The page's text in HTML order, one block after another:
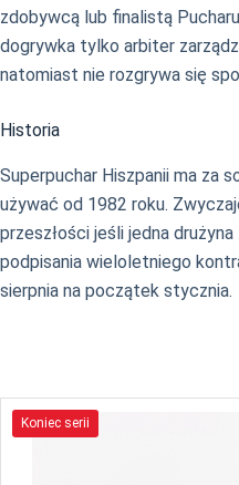
zdobywcą lub finalistą
dogrywka tylko arbiter
natomiast nie rozgrywa się
Historia
Superpuchar Hiszpanii ma za
używać od 1982 roku.
przeszłości jeśli jedna
podpisania wieloletniego
sierpnia na początek stycznia.
Koniec serii